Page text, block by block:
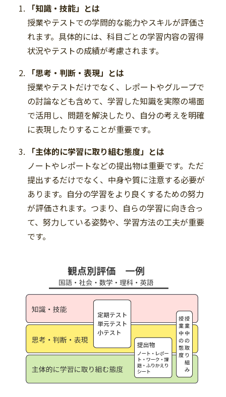
「知識・技能」とは
授業やテストでの学問的な能力やスキルが評価さ
れます。具体的には、科目ごとの学習内容の習得
状況やテストの成績が考慮されます。
「思考・判断・表現」とは
授業やテストだけでなく、レポートやグループで
の討論なども含めて、学習した知識を実際の場面
で活用し、問題を解決したり、自分の考えを明確
に表現したりすることが重要です。
「主体的に学習に取り組む態度」とは
ノートやレポートなどの提出物は重要です。ただ
提出するだけでなく、中身や質に注意する必要が
あります。自分の学習をより良くするための努力
が評価されます。つまり、自らの学習に向き合っ
て、努力している姿勢や、学習方法の工夫が重要
です。